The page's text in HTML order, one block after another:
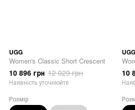
UGG
Women's Classic Short Crescent
10 896 грн 12 029 грн
Наявність уточнюйте
Розмір
UGG
10